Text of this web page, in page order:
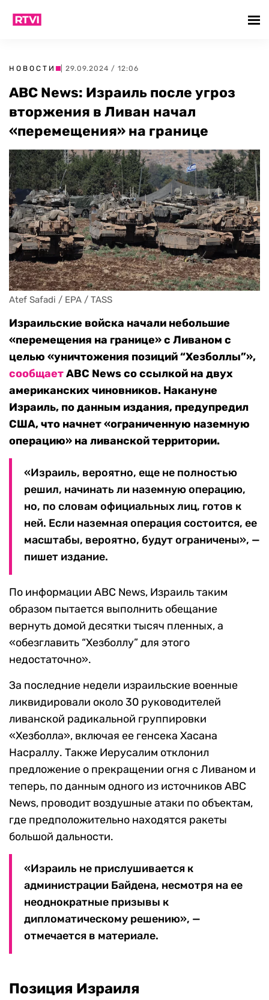
НОВОСТИ | 29.09.2024 / 12:06
ABC News: Израиль после угроз
вторжения в Ливан начал
«перемещения» на границе
Atef Safadi / EPA / TASS
Израильские войска начали небольшие
«перемещения на границе» с Ливаном с
целью «уничтожения позиций “Хезболлы”»,
сообщаетABC News со ссылкой на двух
американских чиновников. Накануне
Израиль, по данным издания, предупредил
США, что начнет «ограниченную наземную
операцию» на ливанской территории.
«Израиль, вероятно, еще не полностью
решил, начинать ли наземную операцию,
но, по словам официальных лиц, готов к
ней. Если наземная операция состоится, ее
масштабы, вероятно, будут ограничены», —
пишет издание.
По информации ABC News, Израиль таким
образом пытается выполнить обещание
вернуть домой десятки тысяч пленных, а
«обезглавить “Хезболлу” для этого
недостаточно».
За последние недели израильские военные
ликвидировали около 30 руководителей
ливанской радикальной группировки
«Хезболла», включая ее генсека Хасана
Насраллу. Также Иерусалим отклонил
предложение о прекращении огня с Ливаном и
теперь, по данным одного из источников ABC
News, проводит воздушные атаки по объектам,
где предположительно находятся ракеты
большой дальности.
«Израиль не прислушивается к
администрации Байдена, несмотря на ее
неоднократные призывы к
дипломатическому решению», —
отмечается в материале.
Позиция Израиля